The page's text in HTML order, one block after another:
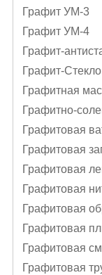
Графит УМ-3
Графит УМ-4
Графит-
Графит-Стекло
Графитная
Графитно-
Графитовая
Графитовая
Графитовая
Графитовая
Графитовая
Графитовая
Графитовая
Графитовая